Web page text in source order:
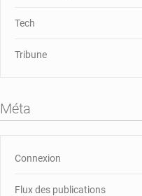
Tech
Tribune
Méta
Connexion
Flux des publications